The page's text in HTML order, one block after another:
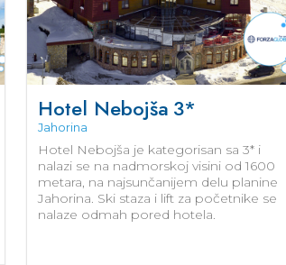
Hotel Nebojša 3*
Jahorina
Hotel Nebojša je kategorisan sa 3* i
nalazi se na nadmorskoj visini od 1600
metara, na najsunčanijem delu planine
Jahorina. Ski staza i lift za početnike se
nalaze odmah pored hotela.